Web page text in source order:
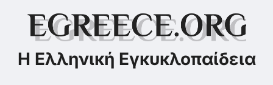
Η Ελληνική Εγκυκλοπαίδεια